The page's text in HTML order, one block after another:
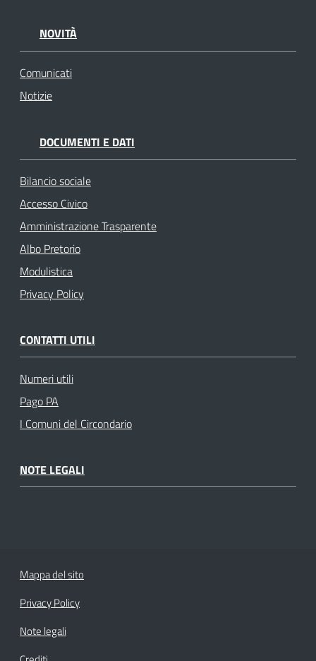
NOVITÀ
Comunicati
Notizie
DOCUMENTI E DATI
Bilancio sociale
Accesso Civico
Amministrazione Trasparente
Albo Pretorio
Modulistica
Privacy Policy
CONTATTI UTILI
Numeri utili
Pago PA
I Comuni del Circondario
NOTE LEGALI
Mappa del sito
Privacy Policy
Note legali